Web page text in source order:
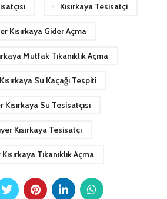
Kısırkaya Tesisatçi
Kısırkaya Gider Açma
Mutfak Tıkanıklık Açma
Su Kaçağı Tespiti
Kısırkaya Su Tesisatçısı
Kısırkaya Tesisatçı
Tıkanıklık Açma